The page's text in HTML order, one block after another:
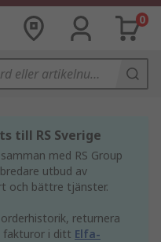
0
till RS Sverige
med RS Group
utbud av
och bättre tjänster.
returnera
fakturor i ditt Elfa-